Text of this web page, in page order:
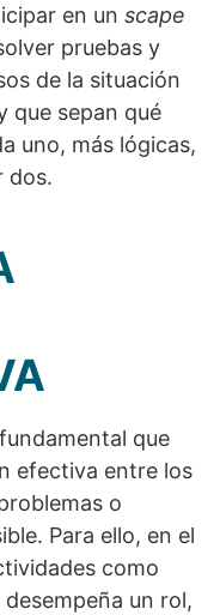
en un scape
pruebas y
de la situación
que sepan qué
uno, más lógicas,
dos.
que
efectiva entre los
o
Para ello, en el
como
un rol,